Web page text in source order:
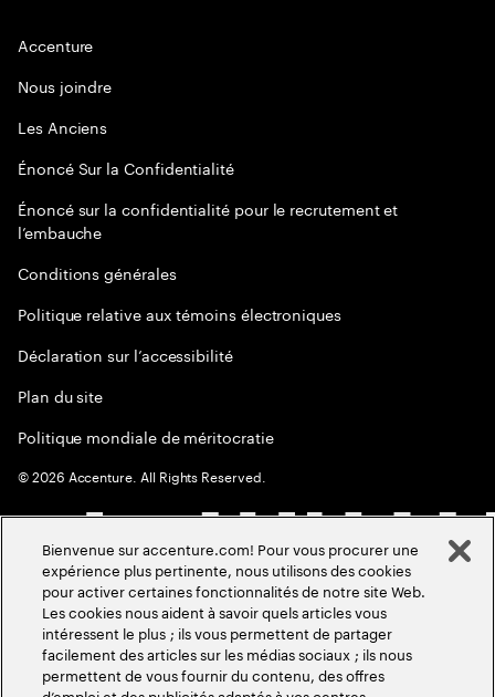
Accenture
Nous joindre
Les Anciens
Énoncé Sur la Confidentialité
Énoncé sur la confidentialité pour le recrutement et
l’embauche
Conditions générales
Politique relative aux témoins électroniques
Déclaration sur l’accessibilité
Plan du site
Politique mondiale de méritocratie
©2026 Accenture. All Rights Reserved.
Bienvenue sur accenture.com! Pour vous procurer une
expérience plus pertinente, nous utilisons des cookies
pour activer certaines fonctionnalités de notre site Web.
Les cookies nous aident à savoir quels articles vous
intéressent le plus ; ils vous permettent de partager
facilement des articles sur les médias sociaux ; ils nous
permettent de vous fournir du contenu, des offres